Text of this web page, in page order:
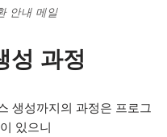
안내 메일
성 과정
생성까지의 과정은 프로그
있으니